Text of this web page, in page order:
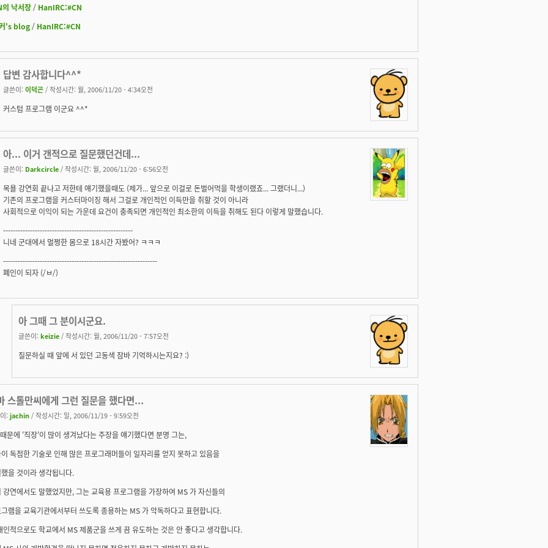
의 낙서장 / HanIRC:#CN
's blog / HanIRC:#CN
답변 감사합니다^^*
글쓴이: 이덕곤 / 작성시간: 월, 2006/11/20 - 4:34오전
커스텀 프로그램 이군요 ^^*
아... 이거 갠적으로 질문했던건데...
글쓴이: Darkcircle / 작성시간: 월, 2006/11/20 - 6:56오전
목욜 강연회 끝나고 저한테 얘기했을때도 (제가... 앞으로 이걸로 돈벌어먹을 학생이랬죠... 그랬더니...)
기존의 프로그램을 커스터마이징 해서 그걸로 개인적인 이득만을 취할 것이 아니라
사회적으로 이익이 되는 가운데 요건이 충족되면 개인적인 최소한의 이득을 취해도 된다 이렇게 말했습니다.
-----------------------------------------------------
니네 군대에서 멀쩡한 몸으로 18시간 자봤어? ㅋㅋㅋ
---------------------------------------------------------------
폐인이 되자 (/ㅂ/)
아 그때 그 분이시군요.
글쓴이: keizie / 작성시간: 월, 2006/11/20 - 7:57오전
질문하실 때 앞에 서 있던 고동색 잠바 기억하시는지요? :)
스톨만씨에게 그런 질문을 했다면...
: jachin / 작성시간: 일, 2006/11/19 - 9:59오전
문에 '직장'이 많이 생겨났다는 주장을 얘기했다면 분명 그는,
독점한 기술로 인해 많은 프로그래머들이 일자리를 얻지 못하고 있음을
을 것이라 생각됩니다.
강연에서도 말했었지만, 그는 교육용 프로그램을 가장하여 MS 가 자신들의
램을 교육기관에서부터 쓰도록 종용하는 MS 가 악독하다고 표현합니다.
인적으로도 학교에서 MS 제품군을 쓰게 끔 유도하는 것은 안 좋다고 생각합니다.